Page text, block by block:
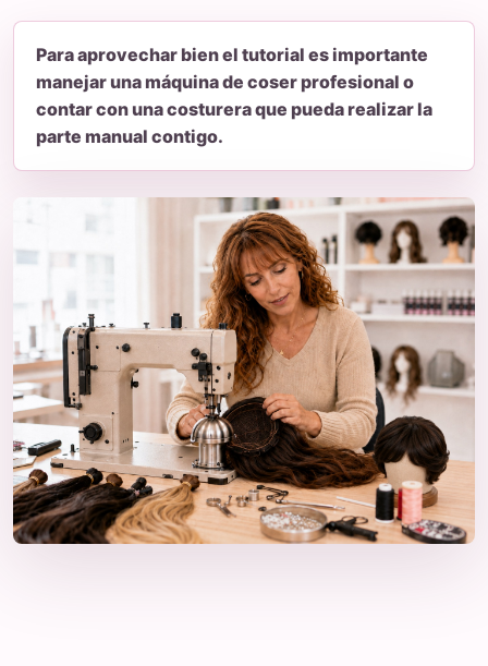
Para aprovechar bien el tutorial es importante
manejar una máquina de coser profesional o
contar con una costurera que pueda realizar la
parte manual contigo.